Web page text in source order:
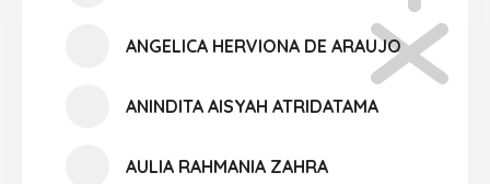
ANGELICA HERVIONA DE ARAUJO
ANINDITA AISYAH ATRIDATAMA
AULIA RAHMANIA ZAHRA